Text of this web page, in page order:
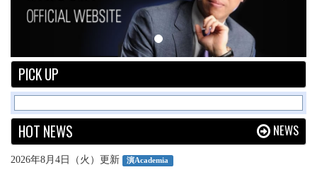
PICK UP
HOT NEWS NEWS
2026年8月4日（火）更新 演Academia